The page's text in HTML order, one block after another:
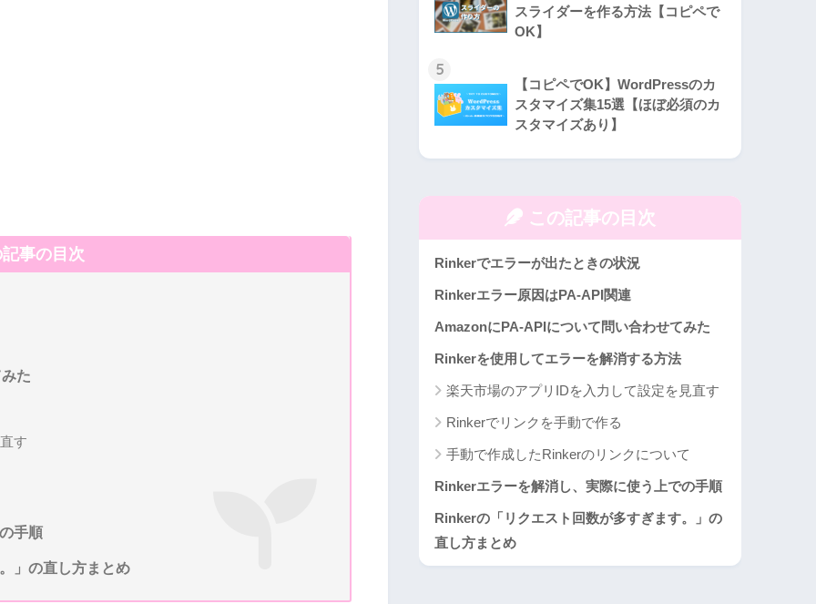
事の目次
た
す
手順
」の直し方まとめ
スライダーを作る方法【コピペで
OK】
5
【コピペでOK】WordPressのカ
スタマイズ集15選【ほぼ必須のカ
スタマイズあり】
この記事の目次
Rinkerでエラーが出たときの状況
Rinkerエラー原因はPA-API関連
AmazonにPA-APIについて問い合わせてみた
Rinkerを使用してエラーを解消する方法
楽天市場のアプリIDを入力して設定を見直す
Rinkerでリンクを手動で作る
手動で作成したRinkerのリンクについて
Rinkerエラーを解消し、実際に使う上での手順
Rinkerの「リクエスト回数が多すぎます。」の
直し方まとめ